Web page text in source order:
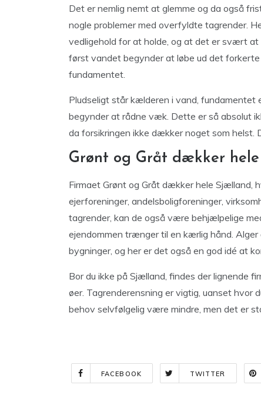
Det er nemlig nemt at glemme og da også
nogle problemer med overfyldte tagrender.
vedligehold for at holde, og at det er svært
først vandet begynder at løbe ud det
fundamentet.
Pludseligt står kælderen i vand,
begynder at rådne væk. Dette er så absolut
da forsikringen ikke dækker noget som helst.
Grønt og Gråt dækker
Firmaet Grønt og Gråt dækker hele Sjælland,
ejerforeninger, andelsboligforeninger,
tagrender, kan de også være behjælpelige
ejendommen trænger til en kærlig hånd.
bygninger, og her er det også en god idé at
Bor du ikke på Sjælland, findes der lignende
øer. Tagrenderensning er vigtig, uanset
behov selvfølgelig være mindre, men det er
FACEBOOK TWITTER